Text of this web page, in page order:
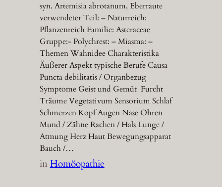
syn. Artemisia abrotanum, Eberraute
verwendeter Teil: – Naturreich:
Pflanzenreich Familie: Asteraceae
Gruppe:- Polychrest: – Miasma: –
Themen Wahnidee Charakteristika
Äußerer Aspekt typische Berufe Causa
Puncta debilitatis / Organbezug
Symptome Geist und Gemüt Furcht
Träume Vegetativum Sensorium Schlaf
Schmerzen Kopf Augen Nase Ohren
Mund / Zähne Rachen / Hals Lunge /
Atmung Herz Haut Bewegungsapparat
Bauch /…
inHomöopathie